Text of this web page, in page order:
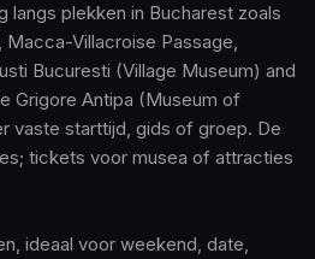
langs plekken in Bucharest zoals
Villacroise Passage,
Bucuresti (Village Museum) and
Grigore Antipa (Museum of
vaste starttijd, gids of groep. De
tickets voor musea of attracties
ideaal voor weekend, date,